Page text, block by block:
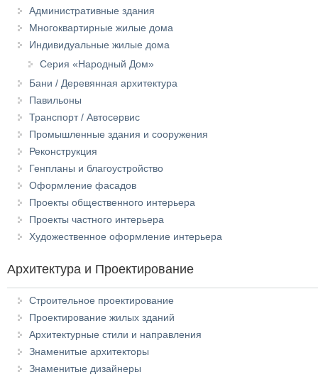
Административные здания
Многоквартирные жилые дома
Индивидуальные жилые дома
Серия «Народный Дом»
Бани / Деревянная архитектура
Павильоны
Транспорт / Автосервис
Промышленные здания и сооружения
Реконструкция
Генпланы и благоустройство
Оформление фасадов
Проекты общественного интерьера
Проекты частного интерьера
Художественное оформление интерьера
Архитектура и Проектирование
Строительное проектирование
Проектирование жилых зданий
Архитектурные стили и направления
Знаменитые архитекторы
Знаменитые дизайнеры